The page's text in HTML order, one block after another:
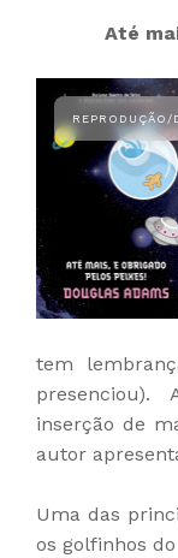
Até
tem
inserção de
autor
Uma das
os golfinhos